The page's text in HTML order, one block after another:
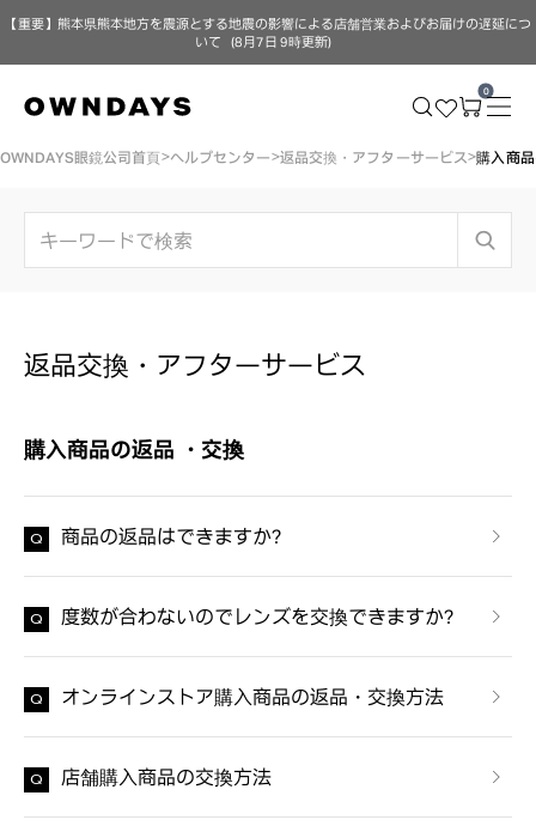
【重要】熊本県熊本地方を震源とする地震の影響による店舗営業およびお届けの遅延につ
いて（8月7日 9時更新）
0
OWNDAYS眼鏡公司首頁 ヘルプセンター 返品交換・アフターサービス 購入商
返品交換・アフターサービス
購入商品の返品 ・交換
商品の返品はできますか？
度数が合わないのでレンズを交換できますか？
オンラインストア購入商品の返品・交換方法
店舗購入商品の交換方法